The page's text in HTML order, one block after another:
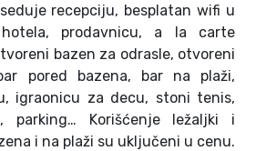
recepciju, besplatan wifi u
prodavnicu, a la carte
bazen za odrasle, otvoreni
pored bazena, bar na plaži,
igraonicu za decu, stoni tenis,
parking… Korišćenje ležaljki i
i na plaži su uključeni u cenu.